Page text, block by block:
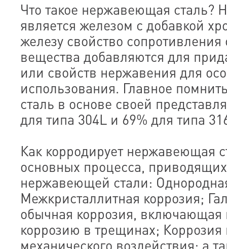
Что такое нержавеющая сталь?
является железом с добавкой
железу свойство
вещества добавляются для
или свойств нержавения для
использования. Главное
сталь в основе своей
для типа 304L и 69% для типа
Как корродирует нержавеющая
основных процесса,
нержавеющей стали:
Межкристаллитная коррозия;
обычная коррозия, включающая
коррозию в трещинах; Коррозия
механического воздействия; а